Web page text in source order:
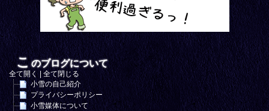
このブログについて
全て開く |全て閉じる
小雪の自己紹介
プライバシーポリシー
小雪媒体について